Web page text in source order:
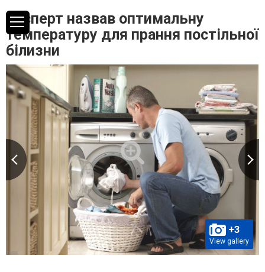
Експерт назвав оптимальну
температуру для прання постільної
білизни
+3
View gallery